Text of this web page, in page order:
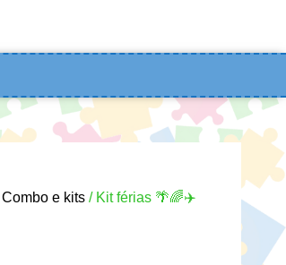
Combo e kits / Kit férias 🌴🌈✈️